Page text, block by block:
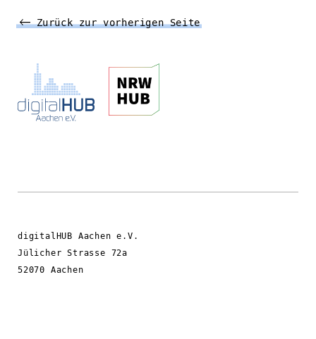
Zurück zur vorherigen Seite
digitalHUB Aachen e.V.
Jülicher Strasse 72a
52070 Aachen